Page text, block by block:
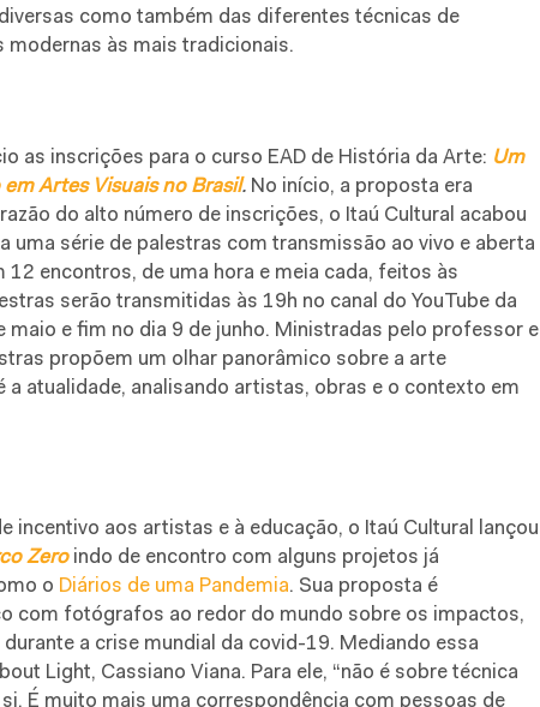
como também das diferentes técnicas de
modernas às mais tradicionais.
as inscrições para o curso EAD de História da Arte: Um
Artes Visuais no Brasil. No início, a proposta era
do alto número de inscrições, o Itaú Cultural acabou
uma série de palestras com transmissão ao vivo e aberta
12 encontros, de uma hora e meia cada, feitos às
serão transmitidas às 19h no canal do YouTube da
maio e fim no dia 9 de junho. Ministradas pelo professor e
propõem um olhar panorâmico sobre a arte
a atualidade, analisando artistas, obras e o contexto em
incentivo aos artistas e à educação, o Itaú Cultural lançou
Zero indo de encontro com alguns projetos já
o Diários de uma Pandemia. Sua proposta é
com fotógrafos ao redor do mundo sobre os impactos,
a crise mundial da covid-19. Mediando essa
Light, Cassiano Viana. Para ele, “não é sobre técnica
É muito mais uma correspondência com pessoas de